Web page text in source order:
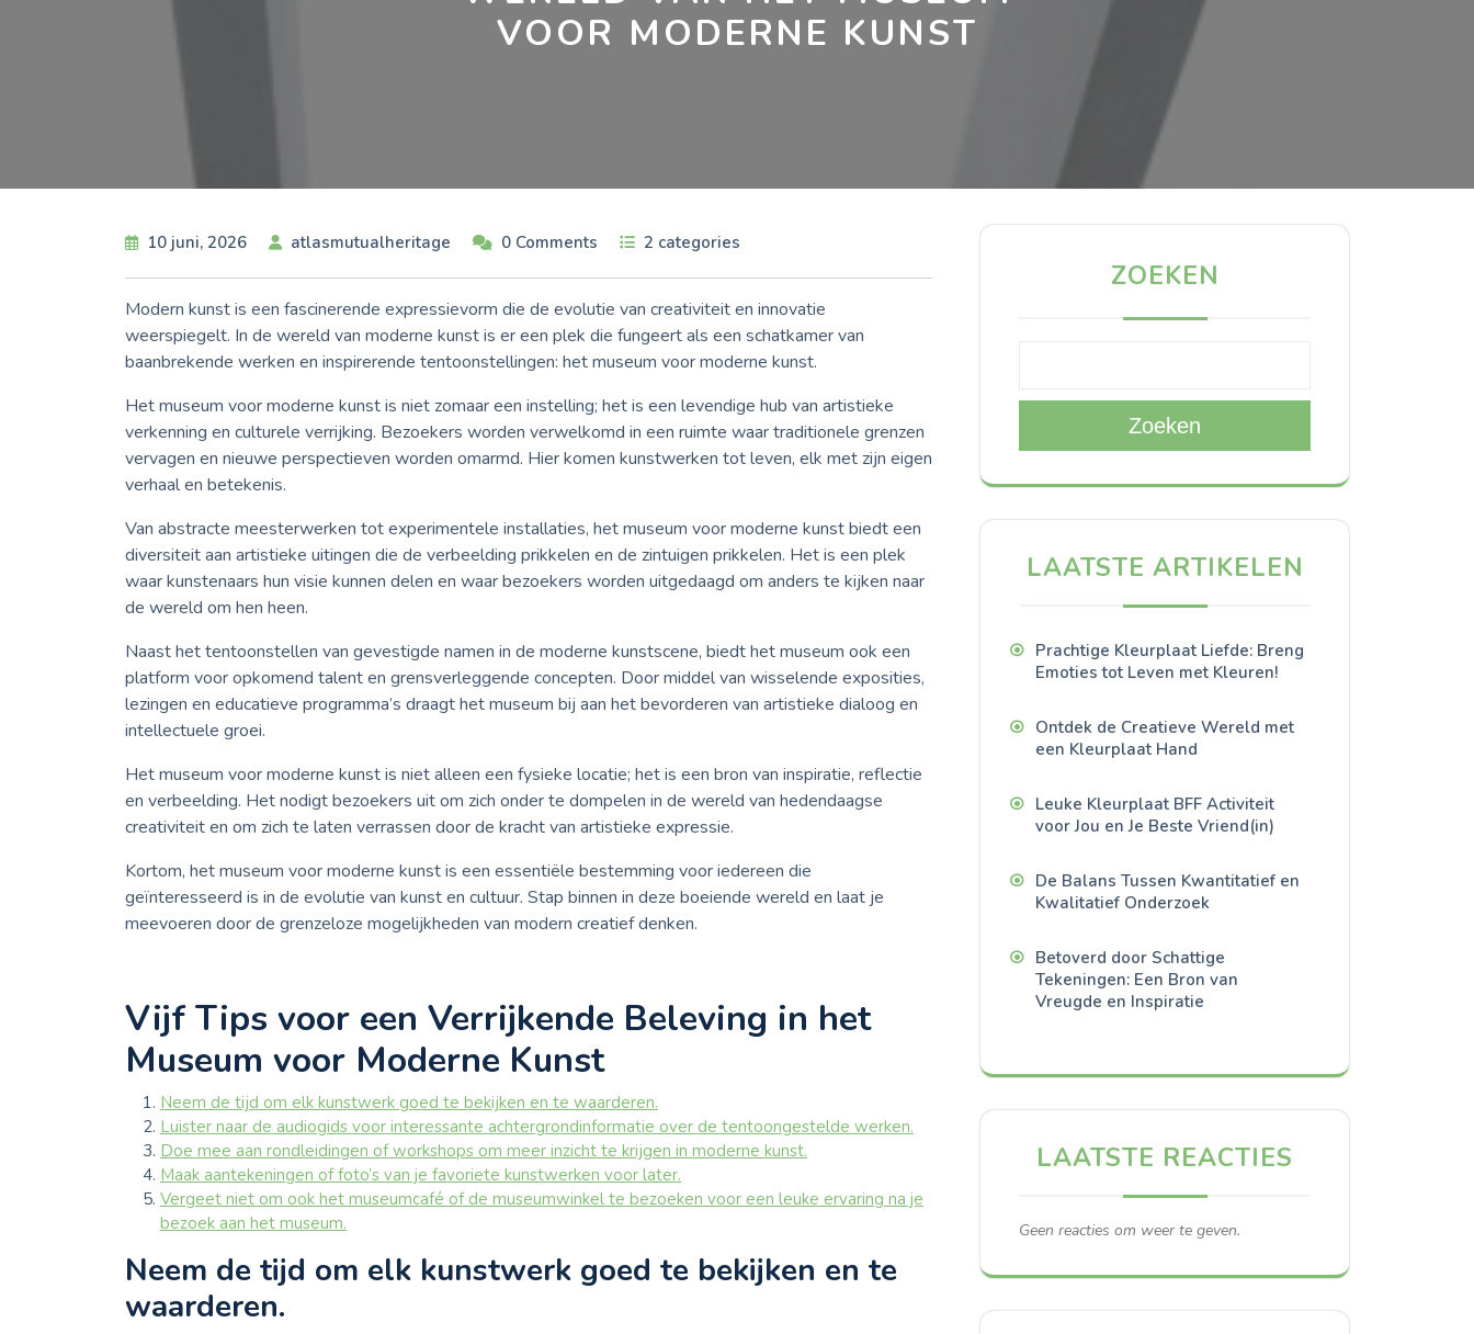
VOOR MODERNE KUNST
10 juni, 2026 atlasmutualheritage 0 Comments 2 categories
Modern kunst is een fascinerende expressievorm die de evolutie van creativiteit en innovatie
weerspiegelt. In de wereld van moderne kunst is er een plek die fungeert als een schatkamer van
baanbrekende werken en inspirerende tentoonstellingen: het museum voor moderne kunst.
Het museum voor moderne kunst is niet zomaar een instelling; het is een levendige hub van artistieke
verkenning en culturele verrijking. Bezoekers worden verwelkomd in een ruimte waar traditionele grenzen
vervagen en nieuwe perspectieven worden omarmd. Hier komen kunstwerken tot leven, elk met zijn eigen
verhaal en betekenis.
Van abstracte meesterwerken tot experimentele installaties, het museum voor moderne kunst biedt een
diversiteit aan artistieke uitingen die de verbeelding prikkelen en de zintuigen prikkelen. Het is een plek
waar kunstenaars hun visie kunnen delen en waar bezoekers worden uitgedaagd om anders te kijken naar
de wereld om hen heen.
Naast het tentoonstellen van gevestigde namen in de moderne kunstscene, biedt het museum ook een
platform voor opkomend talent en grensverleggende concepten. Door middel van wisselende exposities,
lezingen en educatieve programma’s draagt het museum bij aan het bevorderen van artistieke dialoog en
intellectuele groei.
Het museum voor moderne kunst is niet alleen een fysieke locatie; het is een bron van inspiratie, reflectie
en verbeelding. Het nodigt bezoekers uit om zich onder te dompelen in de wereld van hedendaagse
creativiteit en om zich te laten verrassen door de kracht van artistieke expressie.
Kortom, het museum voor moderne kunst is een essentiële bestemming voor iedereen die
geïnteresseerd is in de evolutie van kunst en cultuur. Stap binnen in deze boeiende wereld en laat je
meevoeren door de grenzeloze mogelijkheden van modern creatief denken.
Vijf Tips voor een Verrijkende Beleving in het
Museum voor Moderne Kunst
Neem de tijd om elk kunstwerk goed te bekijken en te waarderen.
Luister naar de audiogids voor interessante achtergrondinformatie over de tentoongestelde werken.
Doe mee aan rondleidingen of workshops om meer inzicht te krijgen in moderne kunst.
Maak aantekeningen of foto’s van je favoriete kunstwerken voor later.
Vergeet niet om ook het museumcafé of de museumwinkel te bezoeken voor een leuke ervaring na je
bezoek aan het museum.
Neem de tijd om elk kunstwerk goed te bekijken en te
waarderen.
ZOEKEN
Zoeken
LAATSTE ARTIKELEN
Prachtige Kleurplaat Liefde: Breng
Emoties tot Leven met Kleuren!
Ontdek de Creatieve Wereld met
een Kleurplaat Hand
Leuke Kleurplaat BFF Activiteit
voor Jou en Je Beste Vriend(in)
De Balans Tussen Kwantitatief en
Kwalitatief Onderzoek
Betoverd door Schattige
Tekeningen: Een Bron van
Vreugde en Inspiratie
LAATSTE REACTIES
Geen reacties om weer te geven.